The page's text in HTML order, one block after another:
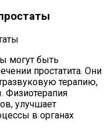
могут быть
простатита. Они
терапию,
Физиотерапия
улучшает
в органах